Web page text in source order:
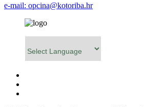
e-mail: opcina@kotoriba.hr